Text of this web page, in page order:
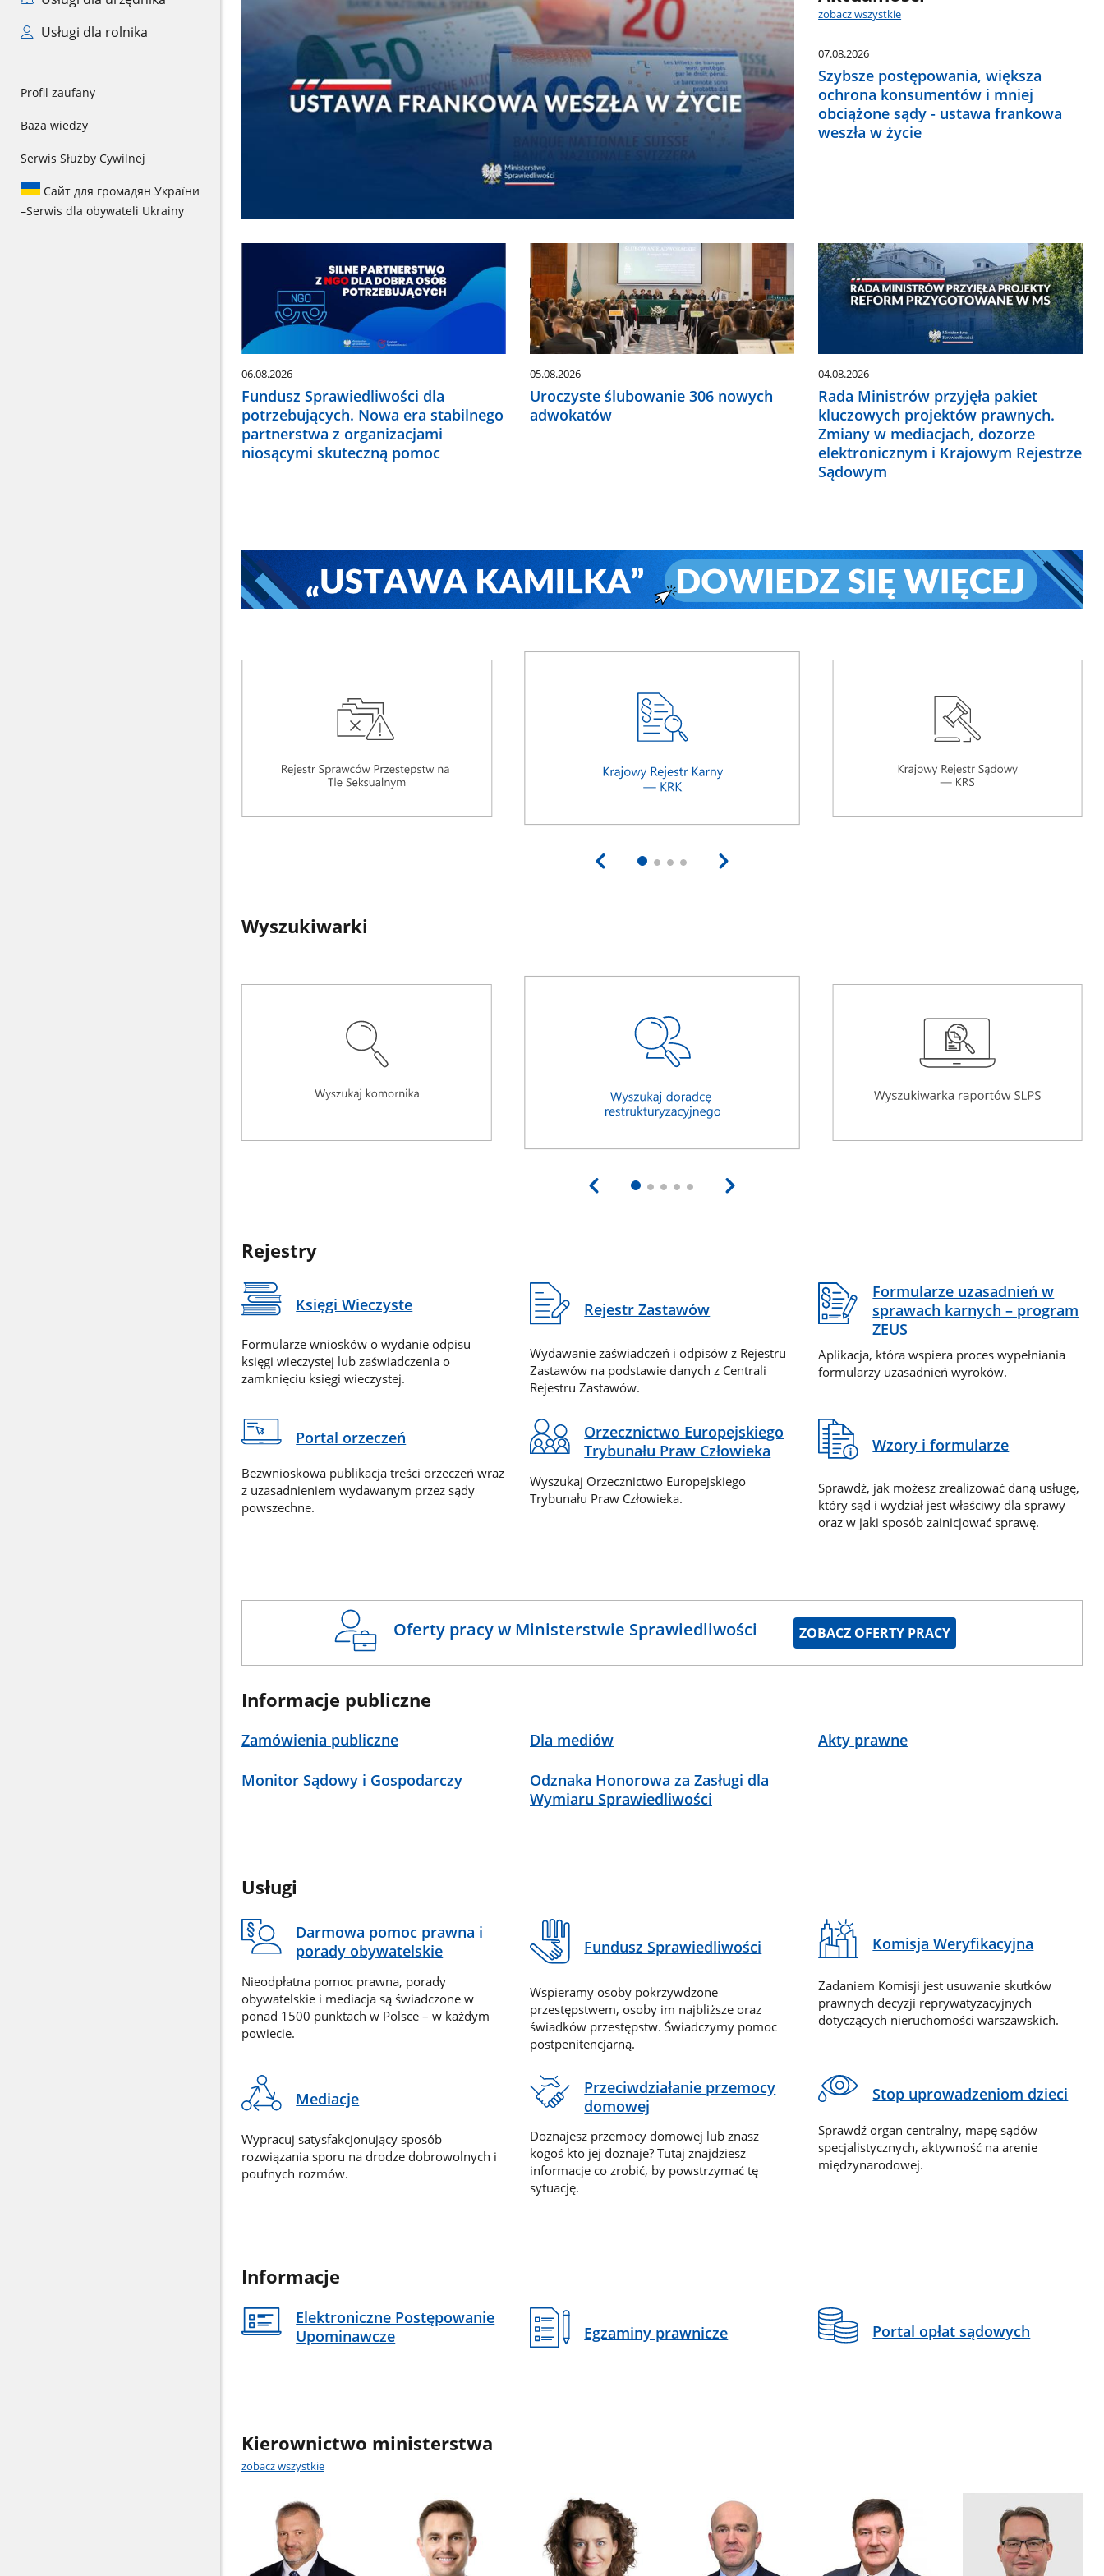
Usługi dla rolnika
Profil zaufany
Baza wiedzy
Serwis Służby Cywilnej
Сайт для громадян України
–Serwis dla obywateli Ukrainy
zobacz wszystkie
07.08.2026
Szybsze postępowania, większa
ochrona konsumentów i mniej
obciążone sądy - ustawa frankowa
weszła w życie
06.08.2026
Fundusz Sprawiedliwości dla
potrzebujących. Nowa era stabilnego
partnerstwa z organizacjami
niosącymi skuteczną pomoc
05.08.2026
Uroczyste ślubowanie 306 nowych
adwokatów
04.08.2026
Rada Ministrów przyjęła pakiet
kluczowych projektów prawnych.
Zmiany w mediacjach, dozorze
elektronicznym i Krajowym Rejestrze
Sądowym
Wyszukiwarki
Rejestry
Księgi Wieczyste
Formularze wniosków o wydanie odpisu
księgi wieczystej lub zaświadczenia o
zamknięciu księgi wieczystej.
Rejestr Zastawów
Wydawanie zaświadczeń i odpisów z Rejestru
Zastawów na podstawie danych z Centrali
Rejestru Zastawów.
Formularze uzasadnień w
sprawach karnych – program
ZEUS
Aplikacja, która wspiera proces wypełniania
formularzy uzasadnień wyroków.
Portal orzeczeń
Bezwnioskowa publikacja treści orzeczeń wraz
z uzasadnieniem wydawanym przez sądy
powszechne.
Orzecznictwo Europejskiego
Trybunału Praw Człowieka
Wyszukaj Orzecznictwo Europejskiego
Trybunału Praw Człowieka.
Wzory i formularze
Sprawdź, jak możesz zrealizować daną usługę,
który sąd i wydział jest właściwy dla sprawy
oraz w jaki sposób zainicjować sprawę.
Oferty pracy w Ministerstwie Sprawiedliwości ZOBACZ OFERTY PRACY
Informacje publiczne
Zamówienia publiczne Dla mediów Akty prawne
Monitor Sądowy i Gospodarczy
Odznaka Honorowa za Zasługi dla
Wymiaru Sprawiedliwości
Usługi
Darmowa pomoc prawna i
porady obywatelskie
Nieodpłatna pomoc prawna, porady
obywatelskie i mediacja są świadczone w
ponad 1500 punktach w Polsce – w każdym
powiecie.
Fundusz Sprawiedliwości
Wspieramy osoby pokrzywdzone
przestępstwem, osoby im najbliższe oraz
świadków przestępstw. Świadczymy pomoc
postpenitencjarną.
Komisja Weryfikacyjna
Zadaniem Komisji jest usuwanie skutków
prawnych decyzji reprywatyzacyjnych
dotyczących nieruchomości warszawskich.
Mediacje
Wypracuj satysfakcjonujący sposób
rozwiązania sporu na drodze dobrowolnych i
poufnych rozmów.
Przeciwdziałanie przemocy
domowej
Doznajesz przemocy domowej lub znasz
kogoś kto jej doznaje? Tutaj znajdziesz
informacje co zrobić, by powstrzymać tę
sytuację.
Stop uprowadzeniom dzieci
Sprawdź organ centralny, mapę sądów
specjalistycznych, aktywność na arenie
międzynarodowej.
Informacje
Elektroniczne Postępowanie
Upominawcze
Egzaminy prawnicze Portal opłat sądowych
Kierownictwo ministerstwa
zobacz wszystkie